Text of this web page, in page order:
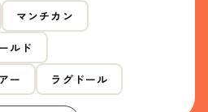
マンチカン
ルド
ー ラグドール